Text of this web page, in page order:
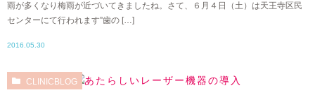
雨が多くなり梅雨が近づいてきましたね。さて、６月４日（土）は天王寺区民
センターにて行われます”歯の […]
2016.05.30
CLINICBLOG